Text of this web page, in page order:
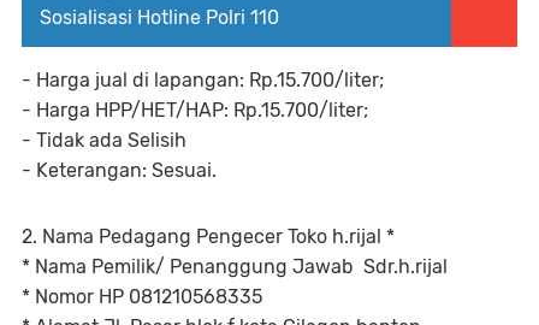
Sosialisasi Hotline Polri 110
- Harga jual di lapangan: Rp.15.700/liter;
- Harga HPP/HET/HAP: Rp.15.700/liter;
- Tidak ada Selisih
- Keterangan: Sesuai.
2. Nama Pedagang Pengecer Toko h.rijal *
* Nama Pemilik/ Penanggung Jawab Sdr.h.rijal
* Nomor HP 081210568335